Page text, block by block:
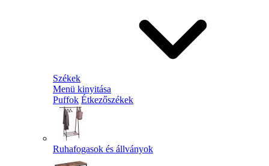
Székek
Menü kinyitása
Puffok Étkezőszékek
Ruhafogasok és állványok